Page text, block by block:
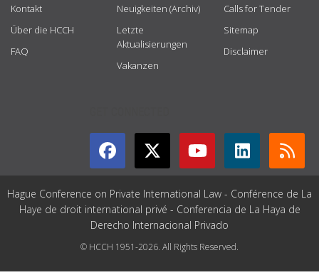
Kontakt
Über die HCCH
FAQ
Neuigkeiten (Archiv)
Letzte
Aktualisierungen
Vakanzen
Calls for Tender
Sitemap
Disclaimer
Hague Conference on Private International Law - Conférence de La
Haye de droit international privé - Conferencia de La Haya de
Derecho Internacional Privado
© HCCH 1951-2026. All Rights Reserved.